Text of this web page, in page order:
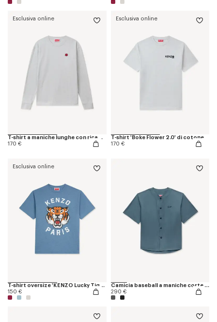
Esclusiva online
T-shirt a maniche lunghe con ricamo 'Boke Flower' di cotone
170 €
Esclusiva online
T-shirt 'Boke Flower 2.0' di cotone
170 €
Esclusiva online
T-shirt oversize 'KENZO Lucky Tiger'
150 €
Camicia baseball a maniche corte in popeline di cotone 'KENZO Signature'
290 €